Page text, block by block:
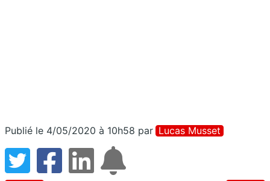
Publié le 4/05/2020 à 10h58 par Lucas Musset